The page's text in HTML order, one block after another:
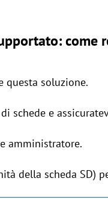
come
questa soluzione.
schede e
amministratore.
della scheda SD)